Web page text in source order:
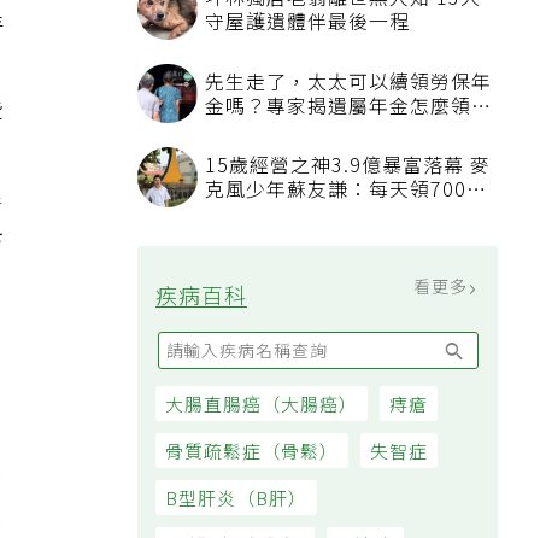
坪林獨居老翁離世無人知 13犬
守屋護遺體伴最後一程
先生走了，太太可以續領勞保年
看順位還要看資格
15歲經營之神3.9億暴富落幕 麥
疾病百科